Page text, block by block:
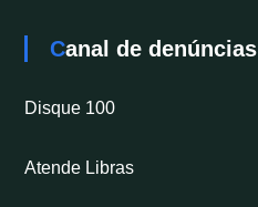
Canal de denúncias
Disque 100
Atende Libras